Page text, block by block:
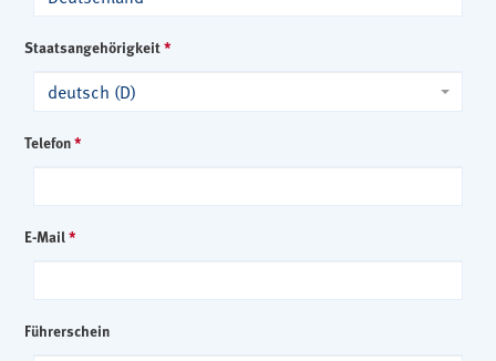
Staatsangehörigkeit*
deutsch (D)
Telefon*
E-Mail*
Führerschein